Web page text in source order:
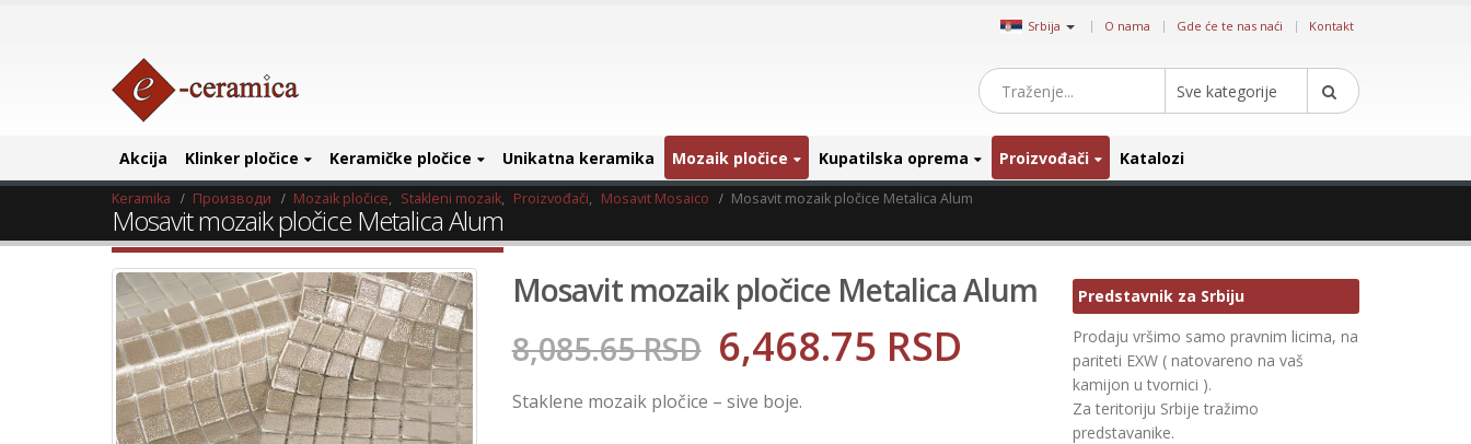
Srbija | O nama Gde će te nas naći Kontakt
Sve kategorije
Akcija Klinker pločice Keramičke pločice Unikatna keramika Mozaik pločice Kupatilska oprema Proizvođači Katalozi
Keramika Производи Mozaik pločice, Stakleni mozaik, Proizvođači, Mosavit Mosaico Mosavit mozaik pločice Metalica Alum
Mosavit mozaik pločice Metalica Alum
Mosavit mozaik pločice Metalica Alum
8,085.65RSD 6,468.75 RSD
Staklene mozaik pločice – sive boje.
Predstavnik za Srbiju
Prodaju vršimo samo pravnim licima, na
pariteti EXW ( natovareno na vaš
kamijon u tvornici ).
Za teritoriju Srbije tražimo
predstavanike.